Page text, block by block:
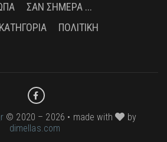
ΣΑΝ ΣΉΜΕΡΑ ...
ΠΟΛΙΤΙΚΉ
© 2020 – 2026 • made with
by
dimellas.com